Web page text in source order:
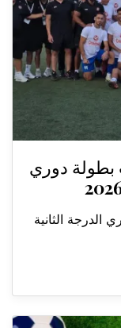
بطولة دوري
الدرجة الثانية